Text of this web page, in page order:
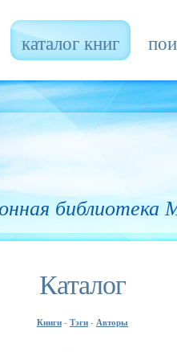
каталог книг
Каталог
Книги - Тэги - Авторы